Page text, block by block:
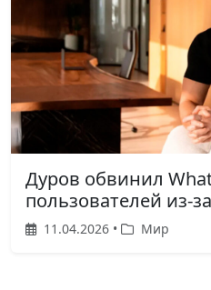
Дуров обвинил
пользователей из-
11.04.2026 • Мир